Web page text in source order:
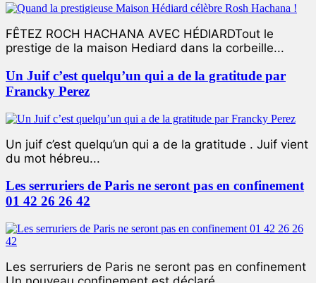
FÊTEZ ROCH HACHANA AVEC HÉDIARDTout le
prestige de la maison Hediard dans la corbeille...
Un Juif c’est quelqu’un qui a de la gratitude par
Francky Perez
Un juif c’est quelqu’un qui a de la gratitude . Juif vient
du mot hébreu...
Les serruriers de Paris ne seront pas en confinement
01 42 26 26 42
Les serruriers de Paris ne seront pas en confinement